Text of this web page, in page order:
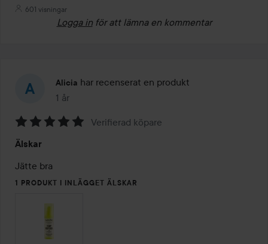
601 visningar
Logga in för att lämna en kommentar
Alicia har recenserat en produkt
1 år
Inlägget skapades 1 år
5
av
5
Verifierad köpare
Älskar
Jätte bra
1 PRODUKT I INLÄGGET ÄLSKAR